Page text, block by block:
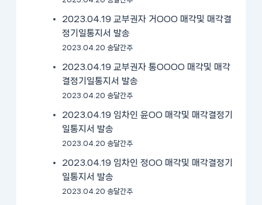
2023.04.19 교부권자 거OOO 매각및 매각결
정기일통지서 발송
2023.04.20 송달간주
2023.04.19 교부권자 통OOOO 매각및 매각
결정기일통지서 발송
2023.04.20 송달간주
2023.04.19 임차인 윤OO 매각및 매각결정기
일통지서 발송
2023.04.20 송달간주
2023.04.19 임차인 정OO 매각및 매각결정기
일통지서 발송
2023.04.20 송달간주